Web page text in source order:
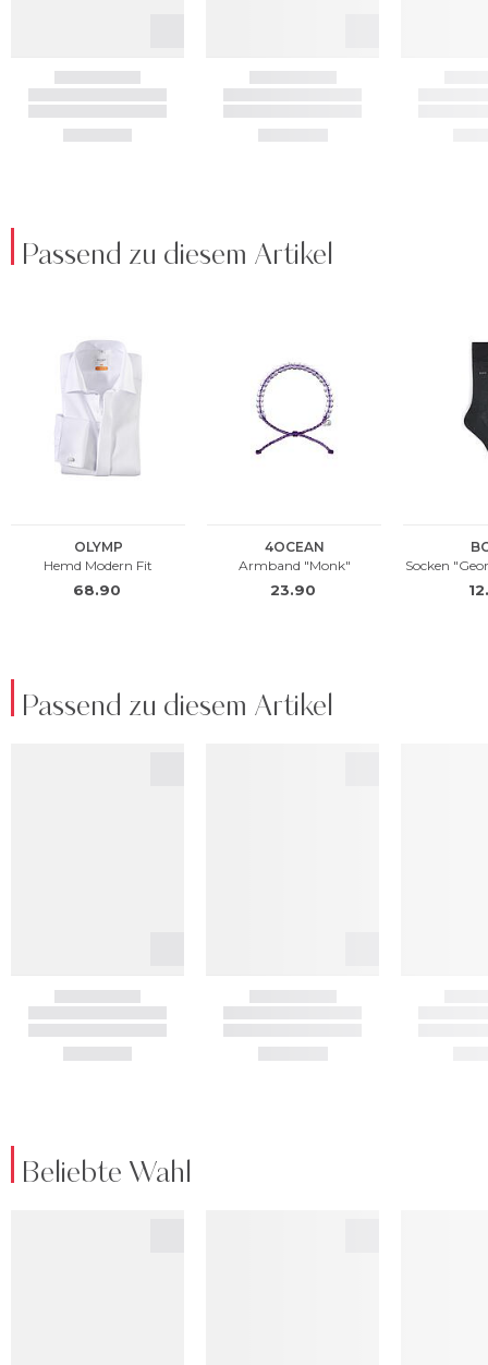
Passend zu diesem Artikel
Passend zu diesem Artikel
Beliebte Wahl